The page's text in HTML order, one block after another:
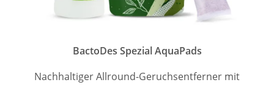
BactoDes Spezial AquaPads
Nachhaltiger Allround-Geruchsentferner mit